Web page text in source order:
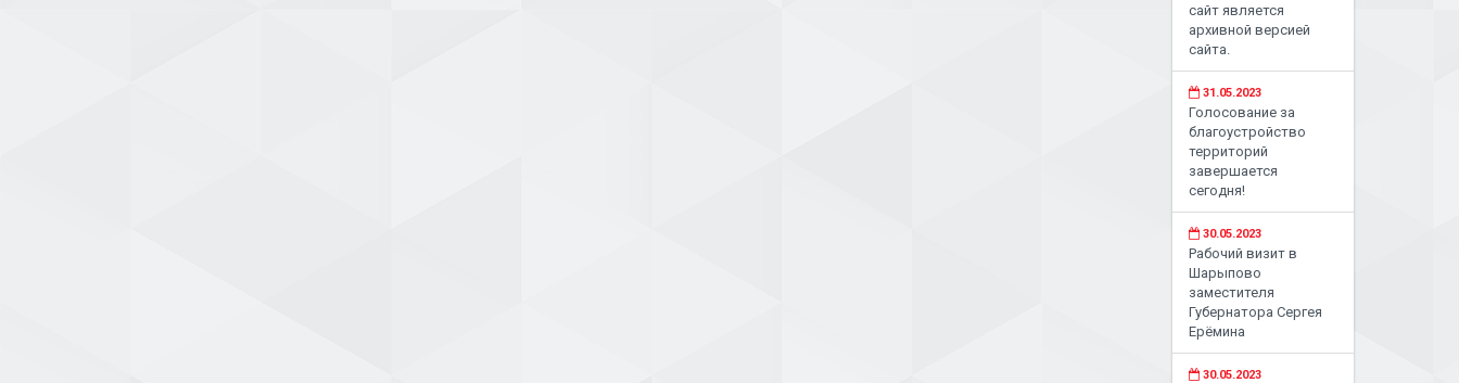
сайт является
архивной версией
сайта.
31.05.2023
Голосование за
благоустройство
территорий
завершается
сегодня!
30.05.2023
Рабочий визит в
Шарыпово
заместителя
Губернатора Сергея
Ерёмина
30.05.2023